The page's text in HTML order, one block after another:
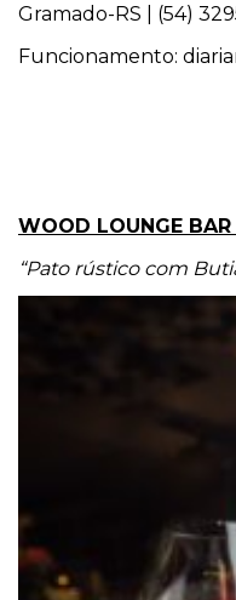
Gramado-RS | (54)
Funcionamento:
WOOD LOUNGE BAR
“Pato rústico com